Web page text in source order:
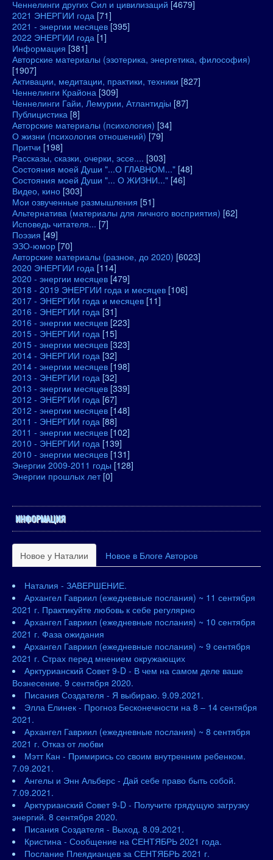
Ченнелинги других Сил и цивилизаций [4679]
2021 ЭНЕРГИИ года [71]
2021 - энергии месяцев [395]
2022 ЭНЕРГИИ года [1]
Информация [381]
Авторские материалы (эзотерика, энергетика, философия)
[1907]
Активации, медитации, практики, техники [827]
Ченнелинги Крайона [309]
Ченнелинги Гайи, Лемурии, Атлантидіы [87]
Публицистика [8]
Авторские материалы (психология) [34]
О жизни (психология отношений) [79]
Притчи [198]
Рассказы, сказки, очерки, эссе.... [303]
Состояния моей Души "...О ГЛАВНОМ..." [48]
Состояния моей Души "... О ЖИЗНИ..." [46]
Видео, кино [303]
Мои озвученные размышления [51]
Альтернатива (материалы для личного восприятия) [62]
Исповедь читателя... [7]
Поэзия [49]
ЭЗО-юмор [70]
Авторские материалы (разное, до 2020) [6023]
2020 ЭНЕРГИИ года [114]
2020 - энергии месяцев [479]
2018 - 2019 ЭНЕРГИИ года и месяцев [106]
2017 - ЭНЕРГИИ года и месяцев [11]
2016 - ЭНЕРГИИ года [31]
2016 - энергии месяцев [223]
2015 - ЭНЕРГИИ года [15]
2015 - энергии месяцев [323]
2014 - ЭНЕРГИИ года [32]
2014 - энергии месяцев [198]
2013 - ЭНЕРГИИ года [32]
2013 - энергии месяцев [339]
2012 - ЭНЕРГИИ года [67]
2012 - энергии месяцев [148]
2011 - ЭНЕРГИИ года [88]
2011 - энергии месяцев [102]
2010 - ЭНЕРГИИ года [139]
2010 - энергии месяцев [131]
Энергии 2009-2011 годы [128]
Энергии прошлых лет [0]
ИНФОРМАЦИЯ
Новое у Наталии Новое в Блоге Авторов
Наталия - ЗАВЕРШЕНИЕ.
Архангел Гавриил (ежедневные послания) ~ 11 сентября
2021 г. Практикуйте любовь к себе регулярно
Архангел Гавриил (ежедневные послания) ~ 10 сентября
2021 г. Фаза ожидания
Архангел Гавриил (ежедневные послания) ~ 9 сентября
2021 г. Страх перед мнением окружающих
Арктурианский Совет 9-D - В чем на самом деле ваше
Вознесение. 9 сентября 2020.
Писания Создателя - Я выбираю. 9.09.2021.
Элла Елинек - Прогноз Бесконечности на 8 – 14 сентября
2021.
Архангел Гавриил (ежедневные послания) ~ 8 сентября
2021 г. Отказ от любви
Мэтт Кан - Примирись со своим внутренним ребенком.
7.09.2021.
Ангелы и Энн Альберс - Дай себе право быть собой.
7.09.2021.
Арктурианский Совет 9-D - Получите грядущую загрузку
энергий. 8 сентября 2020.
Писания Создателя - Выход. 8.09.2021.
Кристина - Сообщение на СЕНТЯБРЬ 2021 года.
Послание Плеядианцев за СЕНТЯБРЬ 2021 г.